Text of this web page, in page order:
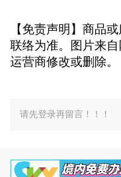
【免责声明】商品
联络为准。图片来
运营商修改或删除。
请先登录再留言！！！